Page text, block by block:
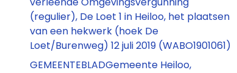
(regulier), De Loet 1 in Heiloo, het plaatsen
van een hekwerk (hoek De
Loet/Burenweg) 12 juli 2019 (WABO1901061)
GEMEENTEBLADGemeente Heiloo,